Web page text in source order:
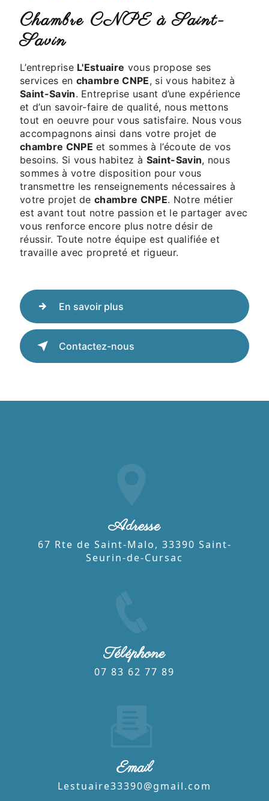
chambre CNPE à Saint-
Savin
L’entreprise L'Estuaire vous propose ses
services en chambre CNPE, si vous habitez à
Saint-Savin. Entreprise usant d’une expérience
et d’un savoir-faire de qualité, nous mettons
tout en oeuvre pour vous satisfaire. Nous vous
accompagnons ainsi dans votre projet de
chambre CNPE et sommes à l’écoute de vos
besoins. Si vous habitez à Saint-Savin, nous
sommes à votre disposition pour vous
transmettre les renseignements nécessaires à
votre projet dechambre CNPE. Notre métier
est avant tout notre passion et le partager avec
vous renforce encore plus notre désir de
réussir. Toute notre équipe est qualifiée et
travaille avec propreté et rigueur.
En savoir plus
Contactez-nous
Adresse
67 Rte de Saint-Malo, 33390 Saint-
Seurin-de-Cursac
Téléphone
07 83 62 77 89
Email
lestuaire33390@gmail.com